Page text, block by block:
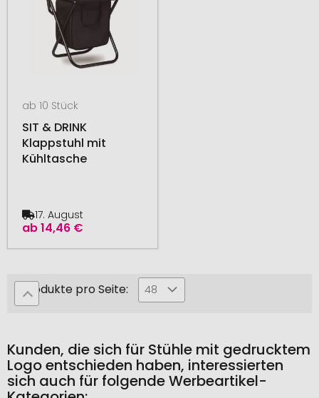
ab 10 Stück
SIT & DRINK
Klappstuhl mit
Kühltasche
ab14,46 €
17. August
Produkte pro Seite: 48
Kunden, die sich für Stühle mit gedrucktem
Logo entschieden haben, interessierten
sich auch für folgende Werbeartikel-